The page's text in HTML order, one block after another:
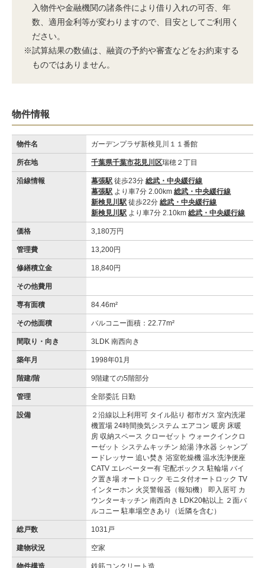
入物件や金融機関の諸条件により借り入れの可否、年
数、適用金利等が変わりますので、目安としてご利用く
ださい。
※試算結果の数値は、融資の予約や審査などをお約束する
ものではありません。
物件情報
物件名 ガーデンプラザ新検見川１１番館
所在地 千葉県千葉市花見川区瑞穂２丁目
沿線情報 幕張駅 徒歩23分総武・中央緩行線
幕張駅 より車7分 2.00km総武・中央緩行線
新検見川駅 徒歩22分総武・中央緩行線
新検見川駅 より車7分 2.10km総武・中央緩行線
価格 3,180万円
管理費 13,200円
修繕積立金 18,840円
その他費用
専有面積 84.46m²
その他面積 バルコニー面積：22.77m²
間取り・向き 3LDK 南西向き
築年月 1998年01月
階建/階 9階建ての5階部分
管理 全部委託 日勤
設備
２沿線以上利用可 タイル貼り 都市ガス 室内洗濯
機置場 24時間換気システム エアコン 暖房 床暖
房 収納スペース クローゼット ウォークインクロ
ーゼット システムキッチン 給湯 浄水器 シャンプ
ードレッサー 追い焚き 浴室乾燥機 温水洗浄便座
CATV エレベーター有 宅配ボックス 駐輪場 バイ
ク置き場 オートロック モニタ付オートロック TV
インターホン 火災警報器（報知機） 即入居可 カ
ウンターキッチン 南西向き LDK20帖以上 ２面バ
ルコニー 駐車場空きあり（近隣を含む）
総戸数 1031戸
建物状況 空家
物件構造 鉄筋コンクリート造